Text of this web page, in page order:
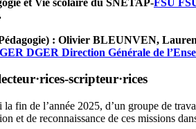
Pédagogie) : Olivier BLEUNVEN,
DGER Direction Générale de
scripteur·rices
fin de l’année 2025, d’un groupe de
et de reconnaissance de ces missions